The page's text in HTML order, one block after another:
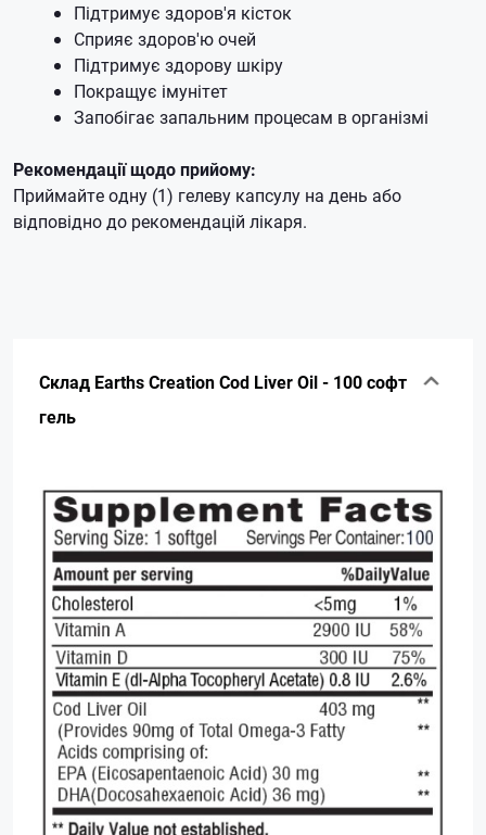
Підтримує здоров'я кісток
Сприяє здоров'ю очей
Підтримує здорову шкіру
Покращує імунітет
Запобігає запальним процесам в організмі
Рекомендації щодо прийому:
Приймайте одну (1) гелеву капсулу на день або
відповідно до рекомендацій лікаря.
Склад Earths Creation Cod Liver Oil - 100 софт
гель